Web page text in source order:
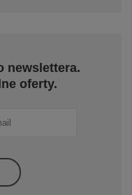
newslettera.
oferty.